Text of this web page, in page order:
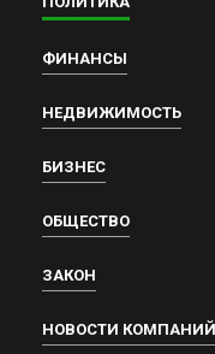
ФИНАНСЫ
НЕДВИЖИМОСТЬ
БИЗНЕС
ОБЩЕСТВО
ЗАКОН
НОВОСТИ КОМПАНИЙ